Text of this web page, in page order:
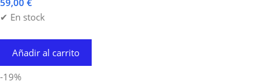
59,00 €
✔ En stock
Añadir al carrito
-19%